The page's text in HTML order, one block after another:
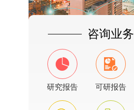
咨询业务
研究报告 可研报告